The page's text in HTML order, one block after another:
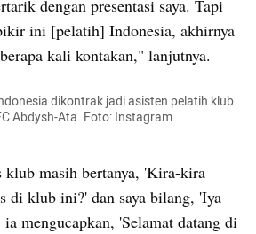
dengan presentasi saya. Tapi
ini [pelatih] Indonesia, akhirnya
kali kontakan," lanjutnya.
dikontrak jadi asisten pelatih klub
Abdysh-Ata. Foto: Instagram
klub masih bertanya, 'Kira-kira
di klub ini?' dan saya bilang, 'Iya
mengucapkan, 'Selamat datang di